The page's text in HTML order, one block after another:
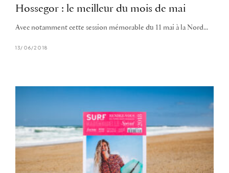
Hossegor : le meilleur du mois de mai
Avec notamment cette session mémorable du 11 mai à la Nord...
13/06/2018